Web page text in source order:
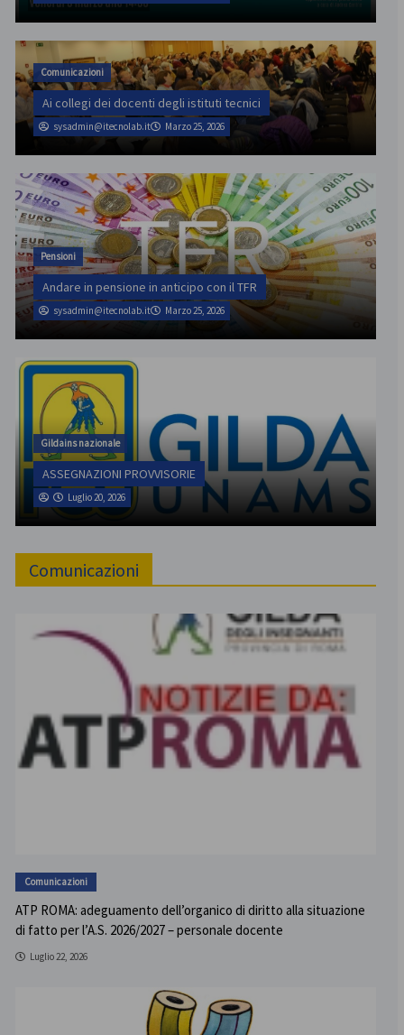
Comunicazioni
Ai collegi dei docenti degli istituti tecnici
sysadmin@itecnolab.it Marzo 25, 2026
Pensioni
Andare in pensione in anticipo con il TFR
sysadmin@itecnolab.it Marzo 25, 2026
Gildains nazionale
ASSEGNAZIONI PROVVISORIE
Luglio 20, 2026
Comunicazioni
Comunicazioni
ATP ROMA: adeguamento dell’organico di diritto alla situazione
di fatto per l’A.S. 2026/2027 – personale docente
Luglio 22, 2026